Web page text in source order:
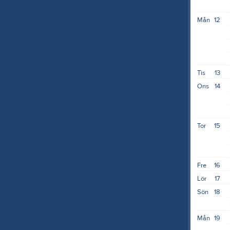
12
Mån
13
Tis
14
Ons
15
Tor
16
Fre
17
Lör
18
Sön
19
Mån